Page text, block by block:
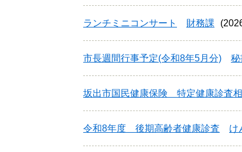
ランチミニコンサート 財務課
市長週間行事予定(令和8年5月分) 秘
坂出市国民健康保険 特定健康診査
令和8年度 後期高齢者健康診査 け